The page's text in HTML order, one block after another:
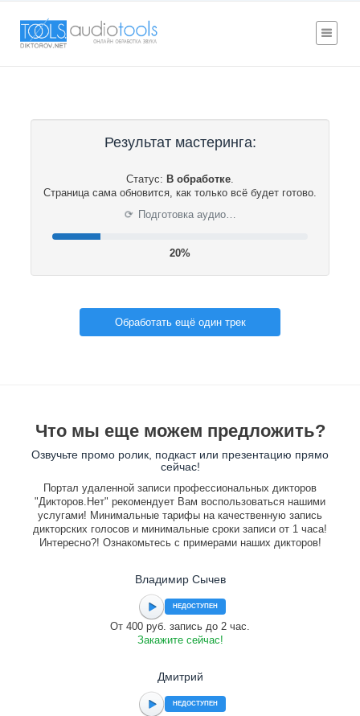
Результат мастеринга:
Статус: В обработке.
Страница сама обновится, как только всё будет готово.
⟳ Подготовка аудио…
20%
Обработать ещё один трек
Что мы еще можем предложить?
Озвучьте промо ролик, подкаст или презентацию прямо
сейчас!
Портал удаленной записи профессиональных дикторов
"Дикторов.Нет" рекомендует Вам воспользоваться нашими
услугами! Минимальные тарифы на качественную запись
дикторских голосов и минимальные сроки записи от 1 часа!
Интересно?! Ознакомьтесь с примерами наших дикторов!
Владимир Сычев
НЕДОСТУПЕН
От 400 руб. запись до 2 час.
Закажите сейчас!
Дмитрий
НЕДОСТУПЕН